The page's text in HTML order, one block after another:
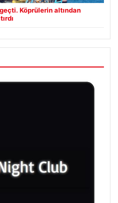
Köprülerin altından